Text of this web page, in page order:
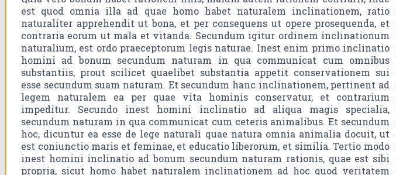
est quod omnia illa ad quae homo habet naturalem inclinationem, ratio
naturaliter apprehendit ut bona, et per consequens ut opere prosequenda, et
contraria eorum ut mala et vitanda. Secundum igitur ordinem inclinationum
naturalium, est ordo praeceptorum legis naturae. Inest enim primo inclinatio
homini ad bonum secundum naturam in qua communicat cum omnibus
substantiis, prout scilicet quaelibet substantia appetit conservationem sui
esse secundum suam naturam. Et secundum hanc inclinationem, pertinent ad
legem naturalem ea per quae vita hominis conservatur, et contrarium
impeditur. Secundo inest homini inclinatio ad aliqua magis specialia,
secundum naturam in qua communicat cum ceteris animalibus. Et secundum
hoc, dicuntur ea esse de lege naturali quae natura omnia animalia docuit, ut
est coniunctio maris et feminae, et educatio liberorum, et similia. Tertio modo
inest homini inclinatio ad bonum secundum naturam rationis, quae est sibi
propria, sicut homo habet naturalem inclinationem ad hoc quod veritatem